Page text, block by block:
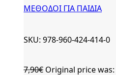
ΜΕΘΟΔΟΙ ΓΙΑ ΠΑΙΔΙΑ
SKU: 978-960-424-414-0
7,90€ Original price was: